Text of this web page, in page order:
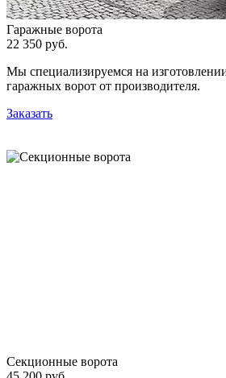
Гаражные ворота
22 350 руб.
Мы специализируемся на
гаражных ворот от производителя.
Заказать
Секционные ворота